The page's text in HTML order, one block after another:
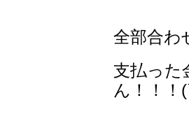
全部合わ
支払った
ん！！！